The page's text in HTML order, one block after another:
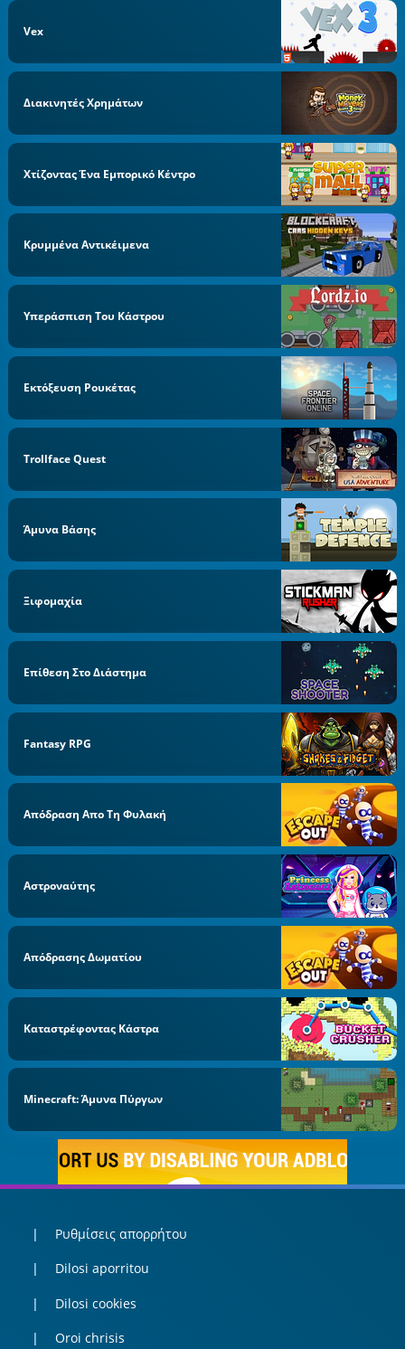
Vex
Διακινητές Χρημάτων
Χτίζοντας Ένα Εμπορικό Κέντρο
Κρυμμένα Αντικέιμενα
Υπεράσπιση Του Κάστρου
Εκτόξευση Ρουκέτας
Trollface Quest
Άμυνα Βάσης
Ξιφομαχία
Επίθεση Στο Διάστημα
Fantasy RPG
Απόδραση Απο Τη Φυλακή
Αστροναύτης
Απόδρασης Δωματίου
Καταστρέφοντας Κάστρα
Minecraft: Άμυνα Πύργων
Ρυθμίσεις απορρήτου
Dilosi aporritou
Dilosi cookies
Oroi chrisis